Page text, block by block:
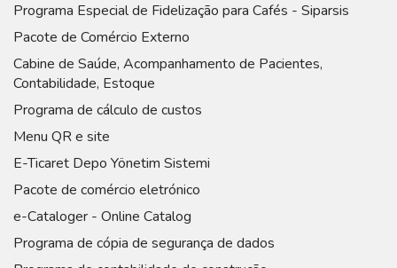
Programa Especial de Fidelização para Cafés - Siparsis
Pacote de Comércio Externo
Cabine de Saúde, Acompanhamento de Pacientes,
Contabilidade, Estoque
Programa de cálculo de custos
Menu QR e site
E-Ticaret Depo Yönetim Sistemi
Pacote de comércio eletrónico
e-Cataloger - Online Catalog
Programa de cópia de segurança de dados